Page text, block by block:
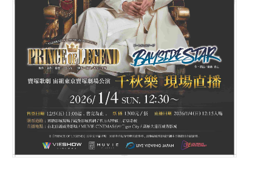
影城公告
影城活動
中獎名單
合作夥伴
商家介紹
加入iShow